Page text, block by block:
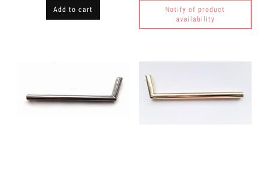
Add to cart
Notify of product
availability